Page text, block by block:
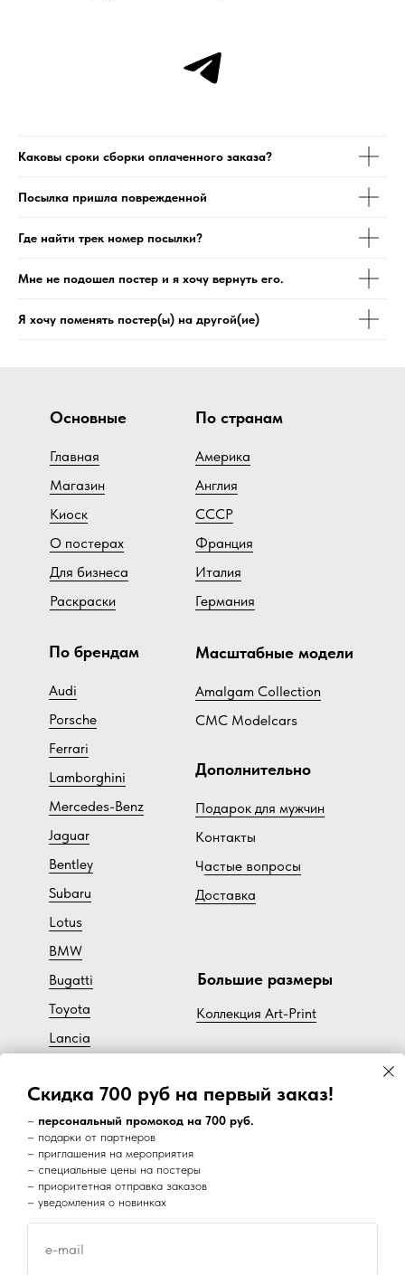
Скидка 700 руб на первый заказ!
– персональный промокод на 700 руб.
– подарки от партнеров
– приглашения на мероприятия
– специальные цены на постеры
– приоритетная отправка заказов
– уведомления о новинках
e-mail
Каковы сроки сборки оплаченного заказа?
Посылка пришла поврежденной
Где найти трек номер посылки?
Мне не подошел постер и я хочу вернуть его.
Я хочу поменять постер(ы) на другой(ие)
Основные
Наш супер канал в Telegram:
Главная
Магазин
Киоск
О постерах
Для бизнеса
Раскраски
По брендам
Audi
Porsche
Ferrari
Lamborghini
Mercedes-Benz
Jaguar
Bentley
Subaru
Lotus
BMW
Bugatti
Toyota
Lancia
Volvo
По странам
Америка
Англия
СССР
Франция
Италия
Германия
Масштабные модели
Amalgam Collection
CMC Modelcars
Дополнительно
Подарок для мужчин
Контакты
Частые вопросы
Доставка
Большие размеры
Коллекция Art-Print